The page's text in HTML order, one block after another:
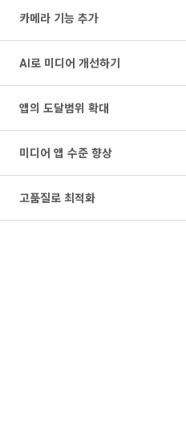
카메라 기능 추가
AI로 미디어 개선하기
앱의 도달범위 확대
미디어 앱 수준 향상
고품질로 최적화